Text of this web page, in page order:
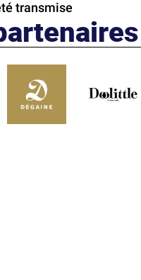
transmise